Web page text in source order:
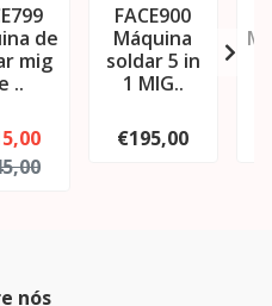
de
mig
..
FACE900
Máquina
soldar 5 in
1 MIG..
€195,00
nós